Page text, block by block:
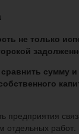
не только
сумму
предприятия
отдельных работ.